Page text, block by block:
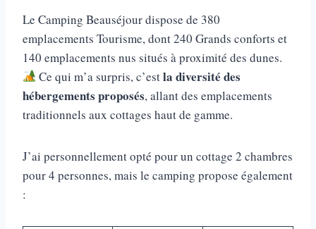
Le Camping Beauséjour dispose de 380
emplacements Tourisme, dont 240 Grands conforts et
140 emplacements nus situés à proximité des dunes.
Ce qui m’a surpris, c’estla diversité des
hébergements proposés, allant des emplacements
traditionnels aux cottages haut de gamme.
J’ai personnellement opté pour un cottage 2 chambres
pour 4 personnes, mais le camping propose également
: